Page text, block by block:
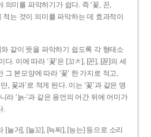
의미를 파악하기가 쉽다. 즉 ‘꽃, 꼰,
적는 것이 의미를 파악하는 데 효과적이
와 같이 뜻을 파악하기 쉽도록 각 형태소
. 이에 따라 ‘꽃’은 [꼬ㅊ], [꼰], [꼳]의 세
본모양에 따라 ‘꽃’ 한 가지로 적고,
, 꽃과’로 적게 된다. 이는 ‘꽃’과 같은 명
라 ‘늙-’과 같은 용언의 어간 뒤에 어미가
.
[늘거], [늘꼬], [늑찌], [능는] 등으로 소리